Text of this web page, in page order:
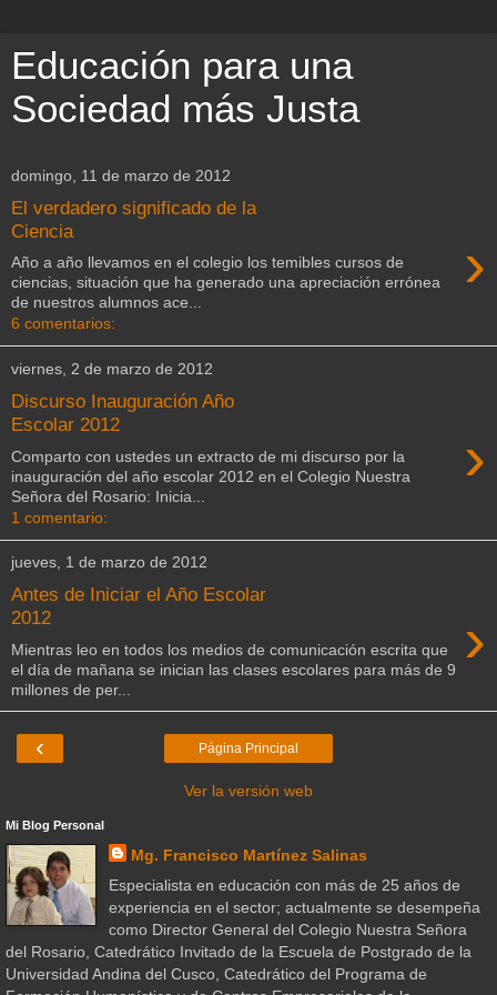
Educación para una
Sociedad más Justa
domingo, 11 de marzo de 2012
El verdadero significado de la
Ciencia
›
Año a año llevamos en el colegio los temibles cursos de
ciencias, situación que ha generado una apreciación errónea
de nuestros alumnos ace...
6 comentarios:
viernes, 2 de marzo de 2012
Discurso Inauguración Año
Escolar 2012
›
Comparto con ustedes un extracto de mi discurso por la
inauguración del año escolar 2012 en el Colegio Nuestra
Señora del Rosario: Inicia...
1 comentario:
jueves, 1 de marzo de 2012
Antes de Iniciar el Año Escolar
2012
›
Mientras leo en todos los medios de comunicación escrita que
el día de mañana se inician las clases escolares para más de 9
millones de per...
‹ Página Principal
Ver la versión web
Mi Blog Personal
Mg. Francisco Martínez Salinas
Especialista en educación con más de 25 años de
experiencia en el sector; actualmente se desempeña
como Director General del Colegio Nuestra Señora
del Rosario, Catedrático Invitado de la Escuela de Postgrado de la
Universidad Andina del Cusco, Catedrático del Programa de